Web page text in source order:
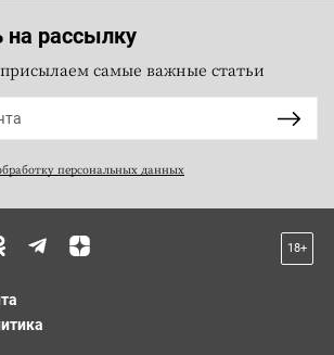
рассылку
самые важные статьи
персональных данных
18+